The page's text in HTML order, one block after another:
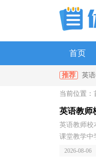
首页
单位
推荐 英
级上学期生
当前位置：
英语教师
英语教师校
课堂教学中
2026-08-06